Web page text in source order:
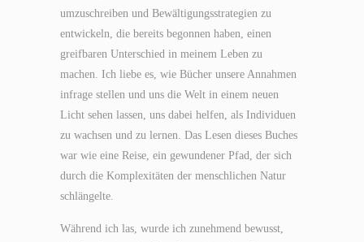
umzuschreiben und Bewältigungsstrategien zu
entwickeln, die bereits begonnen haben, einen
greifbaren Unterschied in meinem Leben zu
machen. Ich liebe es, wie Bücher unsere Annahmen
infrage stellen und uns die Welt in einem neuen
Licht sehen lassen, uns dabei helfen, als Individuen
zu wachsen und zu lernen. Das Lesen dieses Buches
war wie eine Reise, ein gewundener Pfad, der sich
durch die Komplexitäten der menschlichen Natur
schlängelte.
Während ich las, wurde ich zunehmend bewusst,